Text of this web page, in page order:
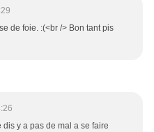
de foie. :(<br /> Bon tant pis
dis y a pas de mal a se faire